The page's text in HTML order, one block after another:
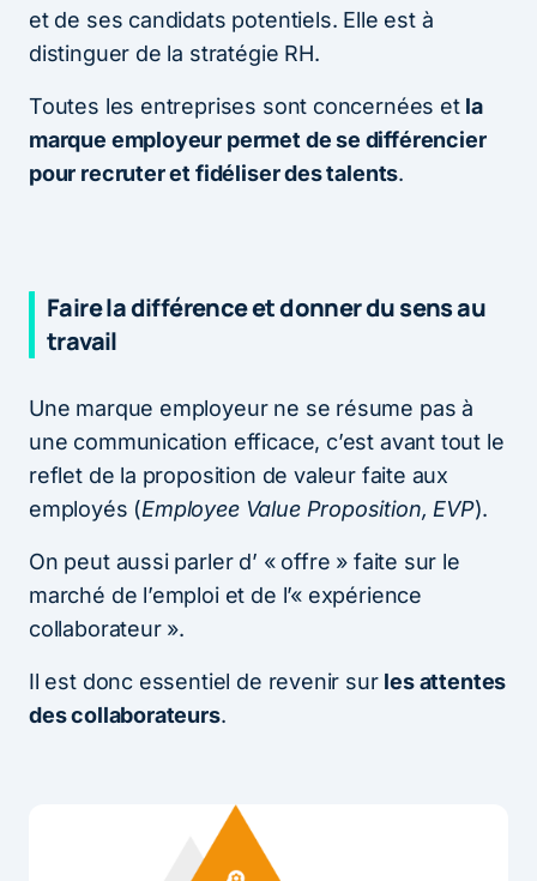
et de ses candidats potentiels. Elle est à
distinguer de la stratégie RH.
Toutes les entreprises sont concernées et la
marque employeur permet de se différencier
pour recruter et fidéliser des talents.
Faire la différence et donner du sens au
travail
Une marque employeur ne se résume pas à
une communication efficace, c’est avant tout le
reflet de la proposition de valeur faite aux
employés (Employee Value Proposition, EVP).
On peut aussi parler d’ « offre » faite sur le
marché de l’emploi et de l’« expérience
collaborateur ».
Il est donc essentiel de revenir sur les attentes
des collaborateurs.